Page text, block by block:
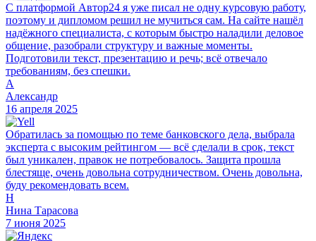
С платформой Автор24 я уже писал не одну курсовую работу,
поэтому и дипломом решил не мучиться сам. На сайте нашёл
надёжного специалиста, с которым быстро наладили деловое
общение, разобрали структуру и важные моменты.
Подготовили текст, презентацию и речь; всё отвечало
требованиям, без спешки.
А
Александр
16 апреля 2025
Обратилась за помощью по теме банковского дела, выбрала
эксперта с высоким рейтингом — всё сделали в срок, текст
был уникален, правок не потребовалось. Защита прошла
блестяще, очень довольна сотрудничеством. Очень довольна,
буду рекомендовать всем.
Н
Нина Тарасова
7 июня 2025